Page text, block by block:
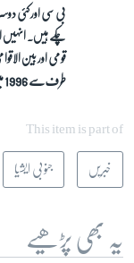
بی سی اور کئی
قومی اور بین
طرف سے 1996 میں دیا گیا انٹرنیشنل پریس فریڈم ایوارڈ بھی شامل ہے۔
This item is part of
خبریں جنوبی ایشیا
یہ بھی پڑھیے